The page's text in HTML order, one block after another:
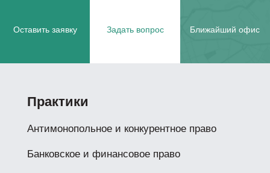
Оставить заявку Задать вопрос Ближайший офис
Практики
Антимонопольное и конкурентное право
Банковское и финансовое право